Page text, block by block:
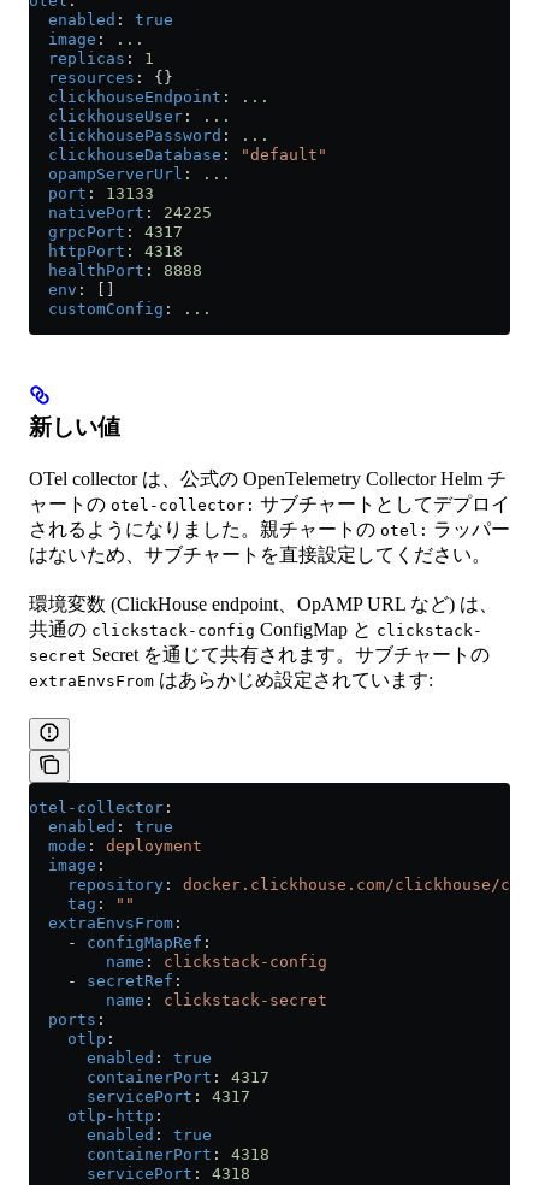
  enabled
: true
  image
:
...
  replicas
: 1
  resources
: {}
  clickhouseEndpoint
:
...
  clickhouseUser
:
...
  clickhousePassword
:
...
  clickhouseDatabase
:
"default"
  opampServerUrl
:
...
  port
: 13133
  nativePort
: 24225
  grpcPort
: 4317
  httpPort
: 4318
  healthPort
: 8888
  env
: []
  customConfig
: ...
新しい値
OTel collector は、公式の OpenTelemetry Collector Helm チ
ャートの otel-collector: サブチャートとしてデプロイ
されるようになりました。親チャートの otel: ラッパー
はないため、サブチャートを直接設定してください。
環境変数 (ClickHouse endpoint、OpAMP URL など) は、
共通の clickstack-config ConfigMap と clickstack-
secret Secret を通じて共有されます。サブチャートの
extraEnvsFrom はあらかじめ設定されています:
otel-collector :
  enabled
: true
  mode
: deployment
  image
:
    repository
: docker.clickhouse.com/clickhouse/
    tag
:
""
  extraEnvsFrom
:
    -
configMapRef :
        name
: clickstack-config
    -
secretRef :
        name
: clickstack-secret
  ports
:
    otlp
:
      enabled
: true
      containerPort
: 4317
      servicePort
: 4317
    otlp-http
:
      enabled
: true
      containerPort
: 4318
      servicePort
: 4318